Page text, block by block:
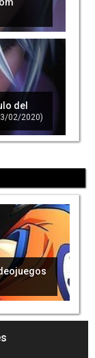
del
02/2020)
2020)
de